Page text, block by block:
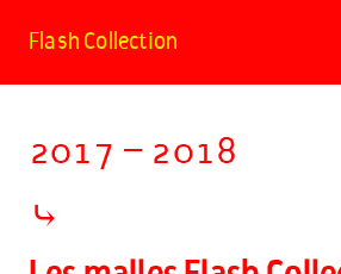
Flash Collection
2017 – 2018
⤷